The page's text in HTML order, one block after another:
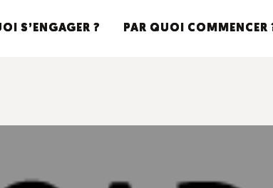
S’ENGAGER ? PAR QUOI COMMENCER